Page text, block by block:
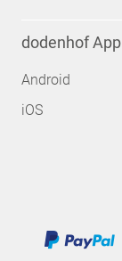
dodenhof App
Android
iOS